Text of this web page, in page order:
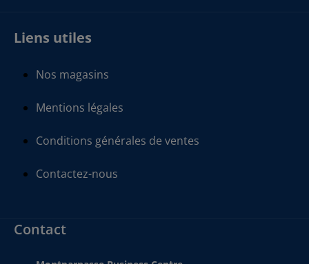
Liens utiles
Nos magasins
Mentions légales
Conditions générales de ventes
Contactez-nous
Contact